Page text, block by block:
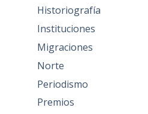
Historiografía
Instituciones
Migraciones
Norte
Periodismo
Premios